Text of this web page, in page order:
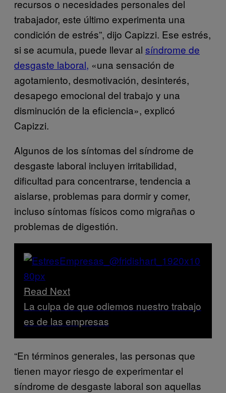
recursos o necesidades personales del
trabajador, este último experimenta una
condición de estrés”, dijo Capizzi. Ese estrés,
si se acumula, puede llevar al síndrome de
desgaste laboral, «una sensación de
agotamiento, desmotivación, desinterés,
desapego emocional del trabajo y una
disminución de la eficiencia», explicó
Capizzi.
Algunos de los síntomas del síndrome de
desgaste laboral incluyen irritabilidad,
dificultad para concentrarse, tendencia a
aislarse, problemas para dormir y comer,
incluso síntomas físicos como migrañas o
problemas de digestión.
Read Next
La culpa de que odiemos nuestro trabajo
es de las empresas
“En términos generales, las personas que
tienen mayor riesgo de experimentar el
síndrome de desgaste laboral son aquellas